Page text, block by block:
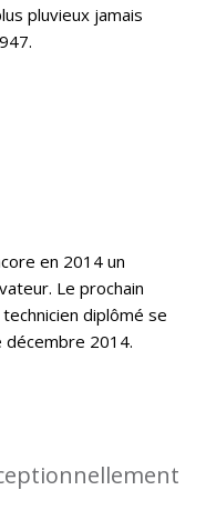
pluvieux jamais
en 2014 un
Le prochain
diplômé se
décembre 2014.